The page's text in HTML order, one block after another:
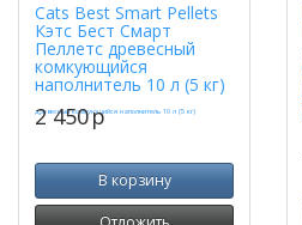
Cats Best Smart Pellets
Кэтс Бест Смарт
Пеллетс древесный
комкующийся
наполнитель 10 л (5 кг)
2 450p
В корзину